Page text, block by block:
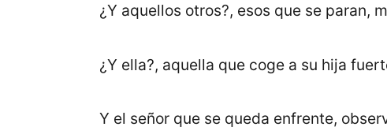
¿Y aquellos otros?, esos que se paran,
¿Y ella?, aquella que coge a su hija
Y el señor que se queda enfrente,